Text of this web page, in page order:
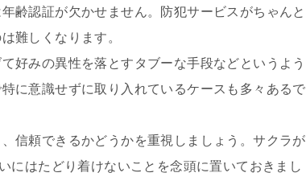
齢認証が欠かせません。防犯サービスがちゃんと
難しくなります。
好みの異性を落とすタブーな手段などというよう
に意識せずに取り入れているケースも多々あるで
信頼できるかどうかを重視しましょう。サクラが
にはたどり着けないことを念頭に置いておきまし